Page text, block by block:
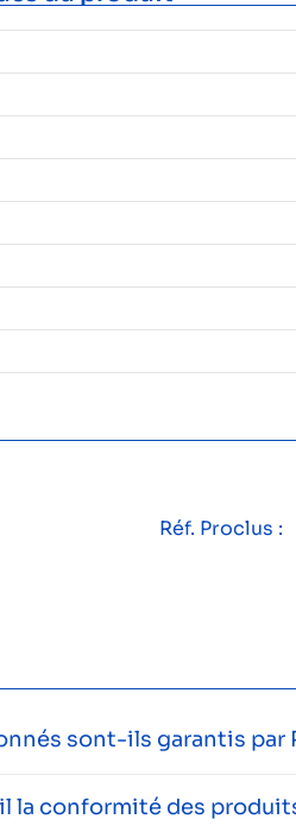
Réf. Proclus :
sont-ils garantis par
la conformité des